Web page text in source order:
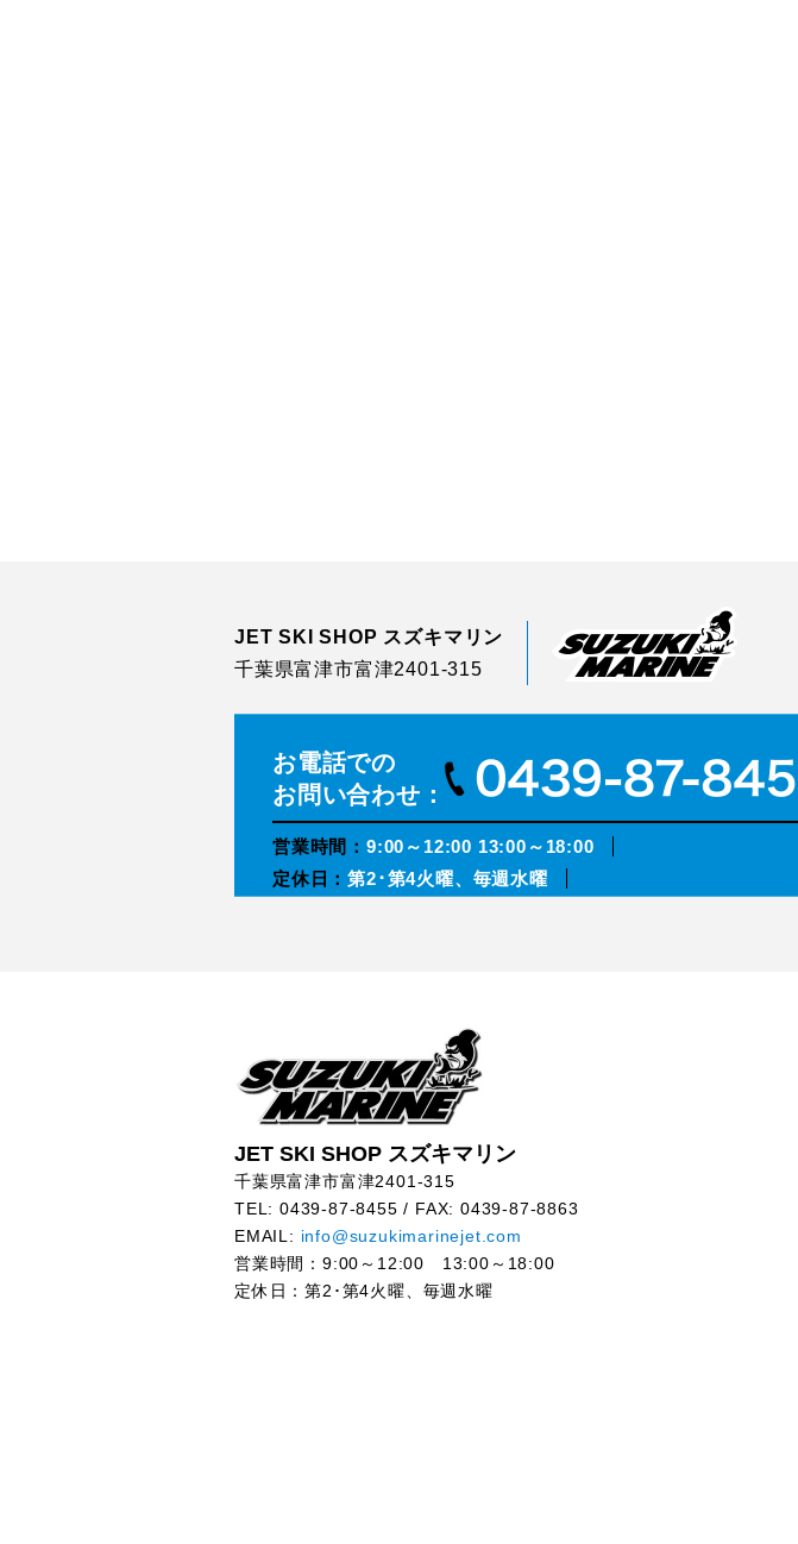
JET SKI SHOP スズキマリン
千葉県富津市富津2401-315
お電話での
お問い合わせ：
営業時間： 9:00～12:00 13:00～18:00
定休日：第2･第4火曜、毎週水曜
JET SKI SHOP スズキマリン
千葉県富津市富津2401-315
TEL: 0439-87-8455 / FAX: 0439-87-8863
EMAIL: info@suzukimarinejet.com
営業時間：9:00～12:00 13:00～18:00
定休日：第2･第4火曜、毎週水曜